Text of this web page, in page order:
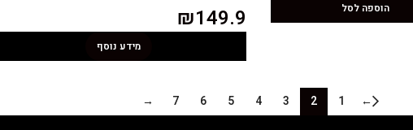
הוספה לסל ₪149.9
מידע נוסף
←
1
2
3
4
5
6
7
→